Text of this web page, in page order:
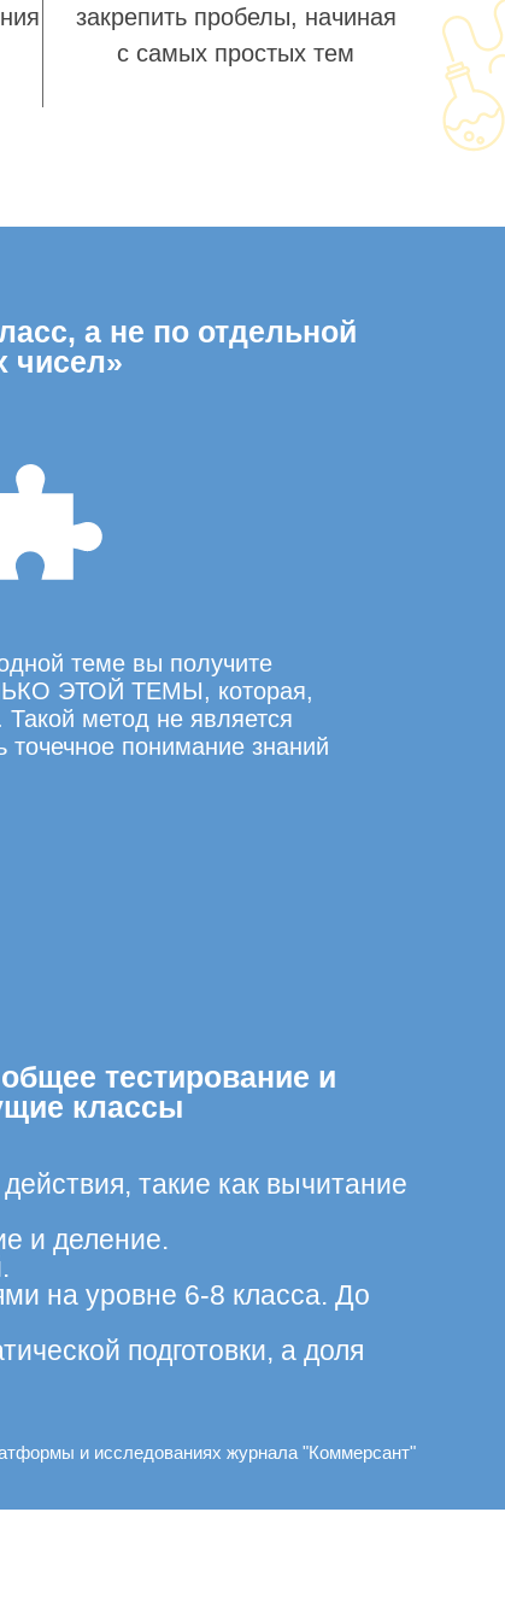
закрепить пробелы, начиная
с самых простых тем
а не по отдельной
чисел»
теме вы получите
ЭТОЙ ТЕМЫ, которая,
метод не является
понимание знаний
тестирование и
классы
такие как вычитание
и деление.
на уровне 6-8 класса. До
подготовки, а доля
и исследованиях журнала "Коммерсант"